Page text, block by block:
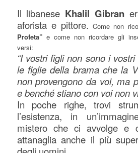
Il libanese Khalil Gibran
aforista e pittore. Come non
Profeta” e come non ricordare gli
versi:
“I vostri figli non sono i
le figlie della brama che la
non provengono da voi, ma
e benché stiano con voi non
In poche righe, trovi
l’esistenza, in
mistero che ci avvolge e
attanaglia anche il più